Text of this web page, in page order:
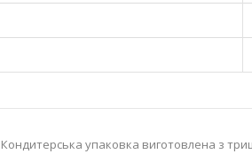
Кондитерська упаковка виготовлена з